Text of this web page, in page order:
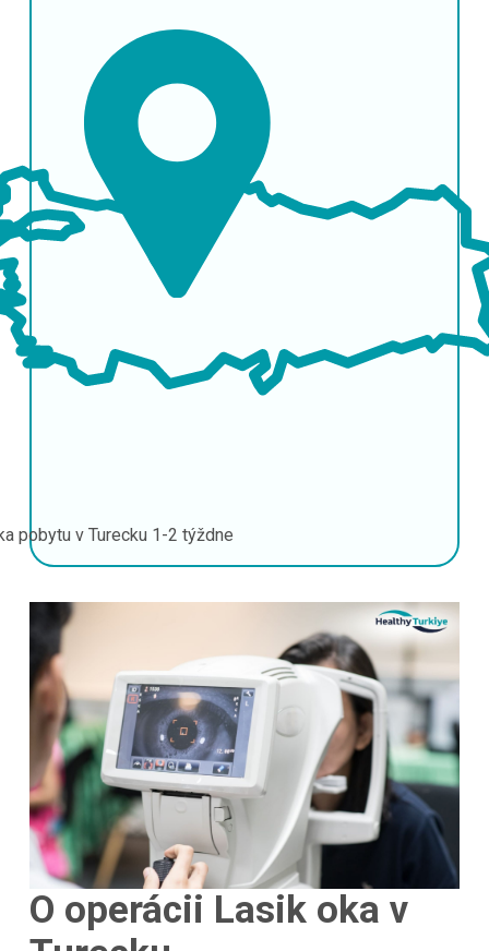
pobytu v Turecku 1-2 týždne
O operácii Lasik oka v